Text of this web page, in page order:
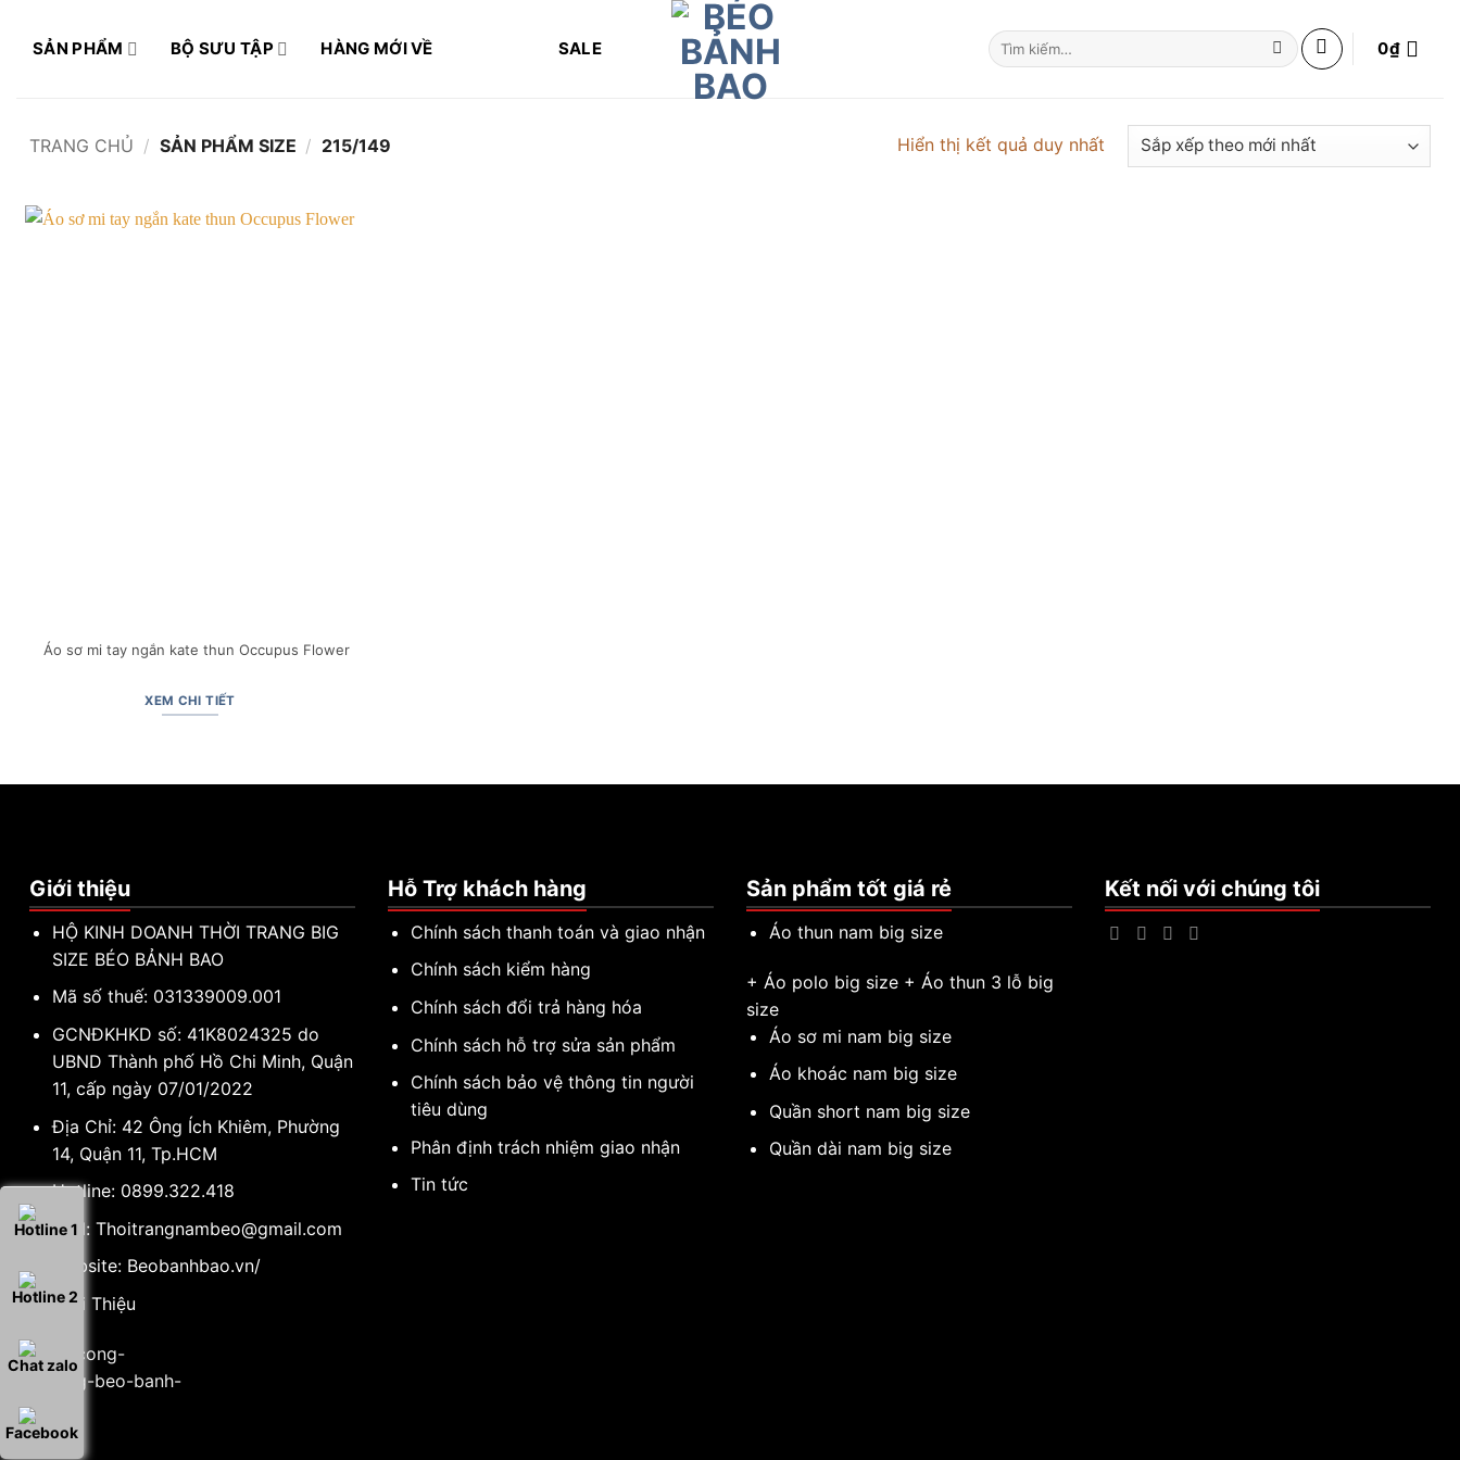
SẢN PHẨM BỘ SƯU TẬP HÀNG MỚI VỀ SALE
Tìm
kiếm:
0₫
TRANG CHỦ / SẢN PHẨM SIZE / 215/149 Hiển thị kết quả duy nhất
Áo sơ mi tay ngắn kate thun Occupus Flower
XEM CHI TIẾT
Giới thiệu
HỘ KINH DOANH THỜI TRANG BIG
SIZE BÉO BẢNH BAO
Mã số thuế: 031339009.001
GCNĐKHKD số: 41K8024325 do
UBND Thành phố Hồ Chi Minh, Quận
11, cấp ngày 07/01/2022
Địa Chỉ: 42 Ông Ích Khiêm, Phường
14, Quận 11, Tp.HCM
Hotline: 0899.322.418
Mail: Thoitrangnambeo@gmail.com
Website: Beobanhbao.vn/
Giới Thiệu
Hỗ Trợ khách hàng
Chính sách thanh toán và giao nhận
Chính sách kiểm hàng
Chính sách đổi trả hàng hóa
Chính sách hỗ trợ sửa sản phẩm
Chính sách bảo vệ thông tin người
tiêu dùng
Phân định trách nhiệm giao nhận
Tin tức
Sản phẩm tốt giá rẻ
Áo thun nam big size
+ Áo polo big size + Áo thun 3 lỗ big
size
Áo sơ mi nam big size
Áo khoác nam big size
Quần short nam big size
Quần dài nam big size
Kết nối với chúng tôi
Hotline 1
Hotline 2
Chat zalo
Facebook